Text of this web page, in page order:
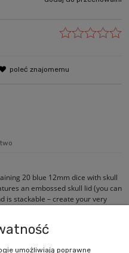
poleć znajomemu
20 blue 12mm dice with skull
an embossed skull lid (you can
is stackable – create your very
umożliwiają poprawne